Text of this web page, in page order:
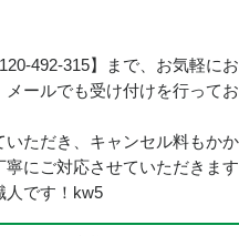
492-315】まで、お気軽に
ールでも受け付けを行ってお
ただき、キャンセル料もかか
にご対応させていただきます
人です！kw5